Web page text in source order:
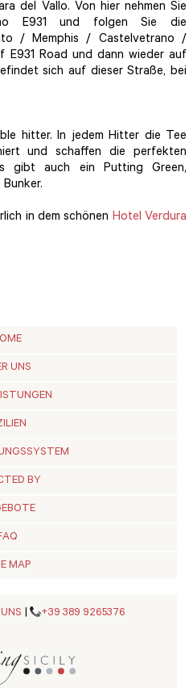
del Vallo. Von hier nehmen Sie
E931 und folgen Sie die
/ Memphis / Castelvetrano /
E931 Road und dann wieder auf
sich auf dieser Straße, bei
hitter. In jedem Hitter die Tee
und schaffen die perfekten
gibt auch ein Putting Green,
in dem schönen Hotel Verdura
UNS
BY
MAP
| +39 389 9265376